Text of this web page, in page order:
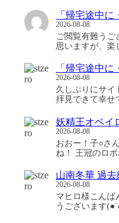
「帰宅途中に
2026-08-08
ご閲覧有難うご
思いますが、楽
「帰宅途中に
2026-08-08
久しぶりにサイ
拝見できて幸
妖精王オベイ
2026-08-08
おおー！子○さ
ね！ 王冠のロ
山南冬華 過去
2026-08-08
マヒロ様こんば
うございます